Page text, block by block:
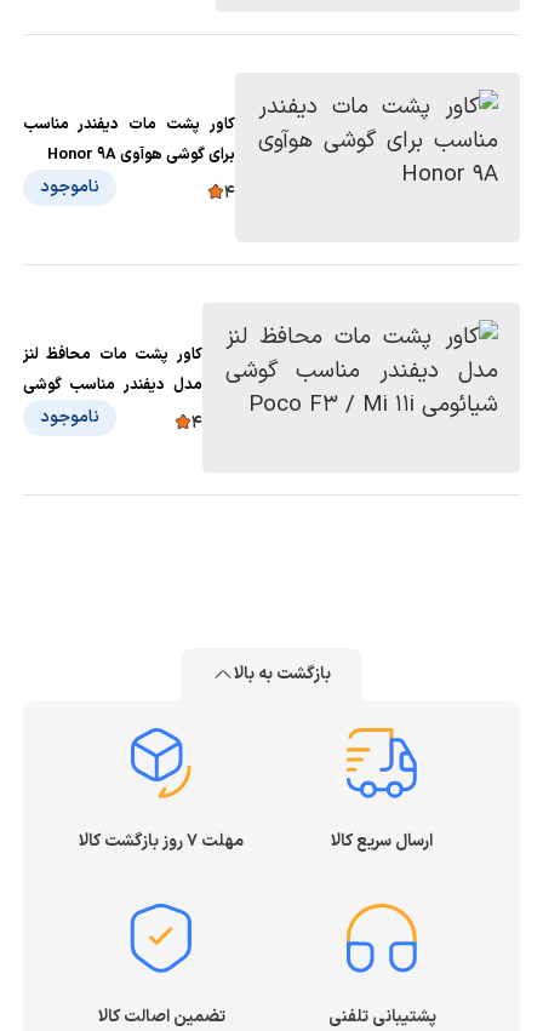
کاور پشت مات دیفندر مناسب
برای گوشی هوآوی Honor 9A
4 ناموجود
کاور پشت مات محافظ لنز
مدل دیفندر مناسب گوشی
شیائومی Poco F3 / Mi 11i
4 ناموجود
بازگشت به بالا
ارسال سریع کالا مهلت ۷ روز بازگشت کالا
پشتیبانی تلفنی تضمین اصالت کالا